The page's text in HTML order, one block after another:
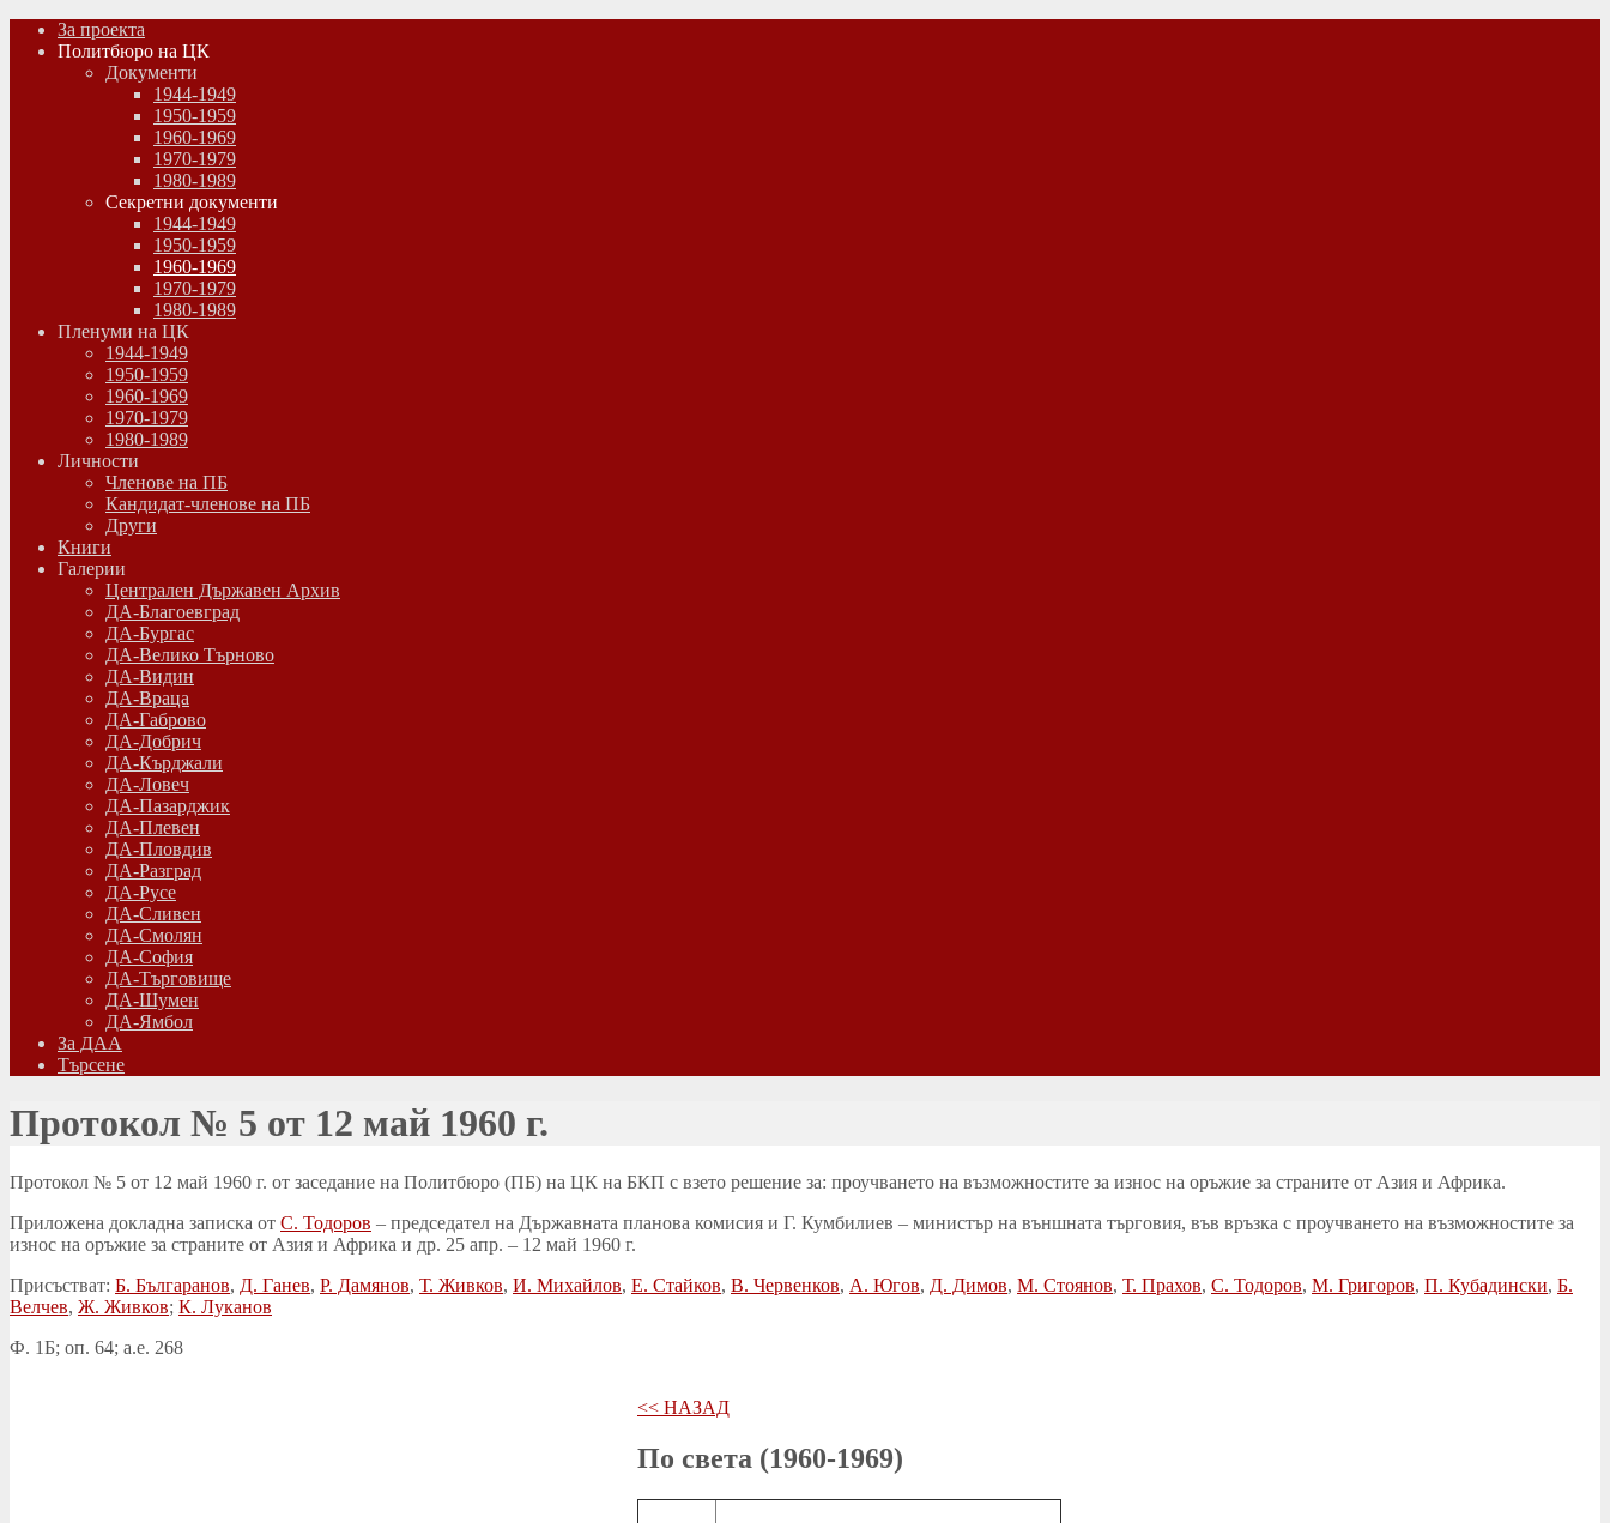
За проекта
Политбюро на ЦК
Документи
1944-1949
1950-1959
1960-1969
1970-1979
1980-1989
Секретни документи
1944-1949
1950-1959
1960-1969
1970-1979
1980-1989
Пленуми на ЦК
1944-1949
1950-1959
1960-1969
1970-1979
1980-1989
Личности
Членове на ПБ
Кандидат-членове на ПБ
Други
Книги
Галерии
Централен Държавен Архив
ДА-Благоевград
ДА-Бургас
ДА-Велико Търново
ДА-Видин
ДА-Враца
ДА-Габрово
ДА-Добрич
ДА-Кърджали
ДА-Ловеч
ДА-Пазарджик
ДА-Плевен
ДА-Пловдив
ДА-Разград
ДА-Русе
ДА-Сливен
ДА-Смолян
ДА-София
ДА-Търговище
ДА-Шумен
ДА-Ямбол
Зa ДАА
Търсене
Протокол № 5 от 12 май 1960 г.
Протокол № 5 от 12 май 1960 г. от заседание на Политбюро (ПБ) на ЦК на БКП с взето решение за: проучването на възможностите за износ на оръжие за страните от Азия и Африка.
Приложена докладна записка от С. Тодоров – председател на Държавната планова комисия и Г. Кумбилиев – министър на външната търговия, във връзка с проучването на възможностите за
износ на оръжие за страните от Азия и Африка и др. 25 апр. – 12 май 1960 г.
Присъстват: Б. Българанов, Д. Ганев, Р. Дамянов, Т. Живков, И. Михайлов, Е. Стайков, В. Червенков, А. Югов, Д. Димов, М. Стоянов, Т. Прахов, С. Тодоров, М. Григоров, П. Кубадински, Б.
Велчев, Ж. Живков; К. Луканов
Ф. 1Б; оп. 64; а.е. 268
<< НАЗАД
По света (1960-1969)